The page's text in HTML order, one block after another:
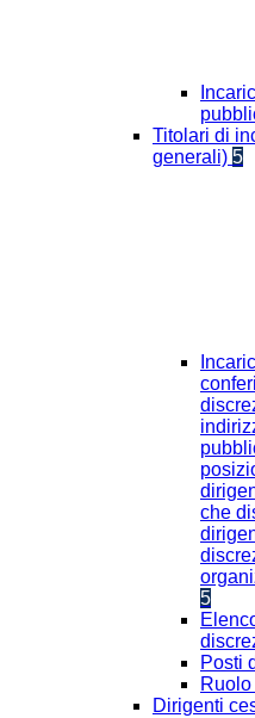
Titolari di
generali) 5
che
5
Posti
Dirigenti